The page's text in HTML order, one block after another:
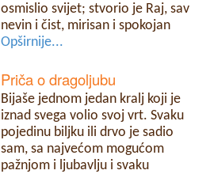
osmislio svijet; stvorio je Raj, sav
nevin i čist, mirisan i spokojan
Opširnije...
Priča o dragoljubu
Bijaše jednom jedan kralj koji je
iznad svega volio svoj vrt. Svaku
pojedinu biljku ili drvo je sadio
sam, sa najvećom mogućom
pažnjom i ljubavlju i svaku